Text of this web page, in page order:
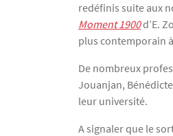
redéfinis suite aux
Moment 1900d’E.
plus contemporain
De nombreux
Jouanjan,
leur université.
A signaler que le